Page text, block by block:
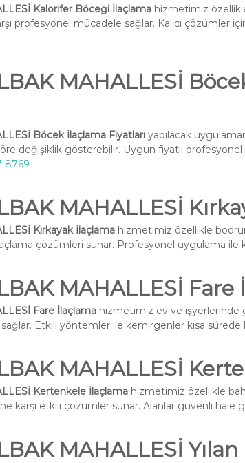
Kalorifer Böceği İlaçlama hizmetimiz
profesyonel mücadele sağlar. Kalıcı çözümler
MAHALLESİ
Böcek İlaçlama Fiyatları yapılacak
değişiklik gösterebilir. Uygun fiyatlı
8769
MAHALLESİ
Kırkayak İlaçlama hizmetimiz özellikle
çözümleri sunar. Profesyonel uygulama ile
MAHALLESİ Fare
Fare İlaçlama hizmetimiz ev ve işyerlerinde
Etkili yöntemler ile kemirgenler kısa sürede
MAHALLESİ
Kertenkele İlaçlama hizmetimiz özellikle
karşı etkili çözümler sunar. Alanlar güvenli hale
MAHALLESİ